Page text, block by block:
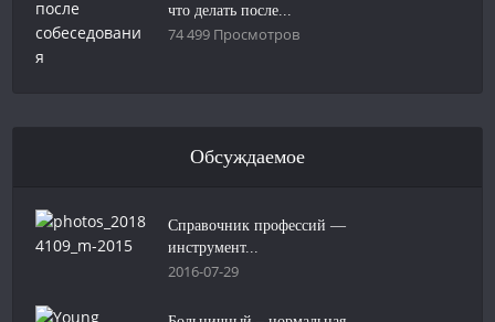
что делать после...
74 499 Просмотров
Обсуждаемое
Справочник профессий —
инструмент...
2016-07-29